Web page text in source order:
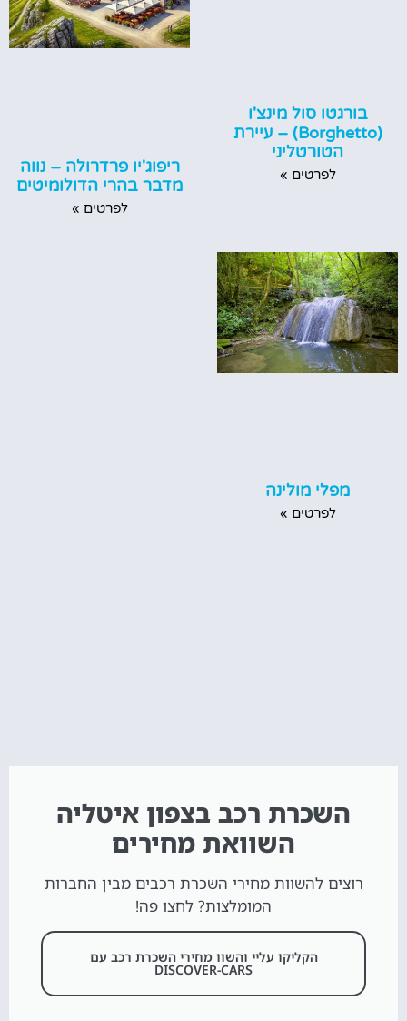
בורגטו סול מינצ'ו
(Borghetto) – עיירת
הטורטליני
לפרטים »
ריפוג'יו פרדרולה – נווה
מדבר בהרי הדולומיטים
לפרטים »
מפלי מולינה
לפרטים »
השכרת רכב בצפון איטליה
השוואת מחירים
רוצים להשוות מחירי השכרת רכבים מבין החברות
המומלצות? לחצו פה!
הקליקו עליי והשוו מחירי השכרת רכב עם
DISCOVER-CARS